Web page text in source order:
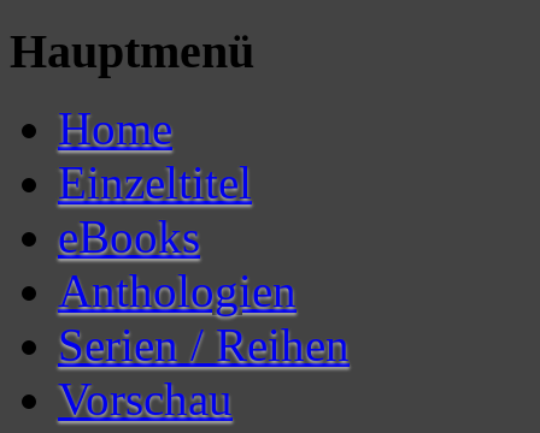
Hauptmenü
Home
Einzeltitel
eBooks
Anthologien
Serien / Reihen
Vorschau